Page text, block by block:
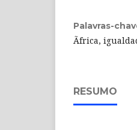
Palavras-
Ãfrica,
RESUMO